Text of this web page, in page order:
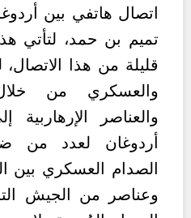
اتصال هاتفي بين
تميم بن حمد، لتأتي
قليلة من هذا
والعسكري من
والعناصر الإرهاربية
أردوغان لعدد من
الصدام العسكري بين
وعناصر من الجيش